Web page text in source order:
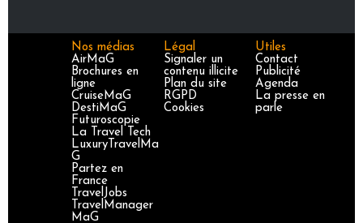
Nos médias
AirMaG
Brochures en
ligne
CruiseMaG
DestiMaG
Futuroscopie
La Travel Tech
LuxuryTravelMa
G
Partez en
France
TravelJobs
TravelManager
MaG
Légal
Signaler un
contenu illicite
Plan du site
RGPD
Cookies
Utiles
Contact
Publicité
Agenda
La presse en
parle